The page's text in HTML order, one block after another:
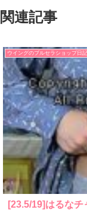
関連記事
ウイングのブルセラショップ日記
[23.5/19]はるな